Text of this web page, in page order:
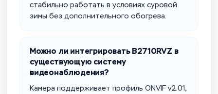
стабильно работать в условиях суровой
зимы без дополнительного обогрева.
Можно ли интегрировать B2710RVZ в
существующую систему
видеонаблюдения?
Камера поддерживает профиль ONVIF v2.01,